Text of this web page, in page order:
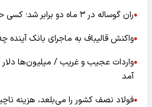
●ران گوساله در ۳ ماه دو برابر شد؛ کسی حواسش هست؟
●واکنش قالیباف به ماجرای بانک آینده
●واردات عجیب و غریب / میلیون‌ها دلار
آمد
●فولاد نصف کشور را می‌بلعد، هزینه